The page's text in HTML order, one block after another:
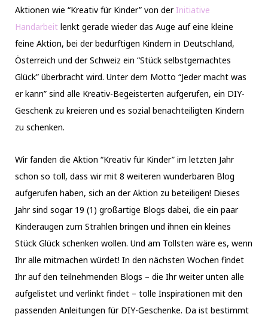
Aktionen wie “Kreativ für Kinder” von derInitiative
Handarbeit lenkt gerade wieder das Auge auf eine kleine
feine Aktion, bei der bedürftigen Kindern in Deutschland,
Österreich und der Schweiz ein “Stück selbstgemachtes
Glück” überbracht wird. Unter dem Motto “Jeder macht was
er kann” sind alle Kreativ-Begeisterten aufgerufen, ein DIY-
Geschenk zu kreieren und es sozial benachteiligten Kindern
zu schenken.
Wir fanden die Aktion “Kreativ für Kinder” im letzten Jahr
schon so toll, dass wir mit 8 weiteren wunderbaren Blog
aufgerufen haben, sich an der Aktion zu beteiligen! Dieses
Jahr sind sogar 19 (1) großartige Blogs dabei, die ein paar
Kinderaugen zum Strahlen bringen und ihnen ein kleines
Stück Glück schenken wollen. Und am Tollsten wäre es, wenn
Ihr alle mitmachen würdet! In den nächsten Wochen findet
Ihr auf den teilnehmenden Blogs – die Ihr weiter unten alle
aufgelistet und verlinkt findet – tolle Inspirationen mit den
passenden Anleitungen für DIY-Geschenke. Da ist bestimmt